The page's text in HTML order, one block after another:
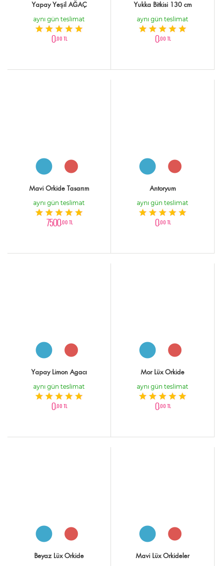
Yapay Yeşil AĞAÇ
aynı gün teslimat
0,00 TL
Yukka Bitkisi 130 cm
aynı gün teslimat
0,00 TL
Mavi Orkide Tasarım
aynı gün teslimat
7500,00 TL
Antoryum
aynı gün teslimat
0,00 TL
Yapay Limon Agacı
aynı gün teslimat
0,00 TL
Mor Lüx Orkide
aynı gün teslimat
0,00 TL
Beyaz Lüx Orkide Mavi Lüx Orkideler